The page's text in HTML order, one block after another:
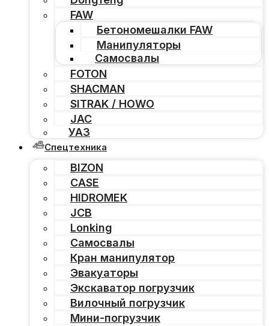
FAW
Бетономешалки FAW
Манипуляторы
Самосвалы
FOTON
SHACMAN
SITRAK / HOWO
JAC
УАЗ
Спецтехника
BIZON
CASE
HIDROMEK
JCB
Lonking
Самосвалы
Кран манипулятор
Эвакуаторы
Экскаватор погрузчик
Вилочный погрузчик
Мини-погрузчик